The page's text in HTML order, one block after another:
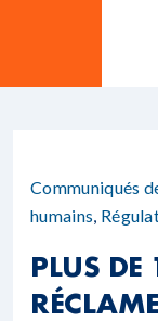
Communiqués
humains,
PLUS DE